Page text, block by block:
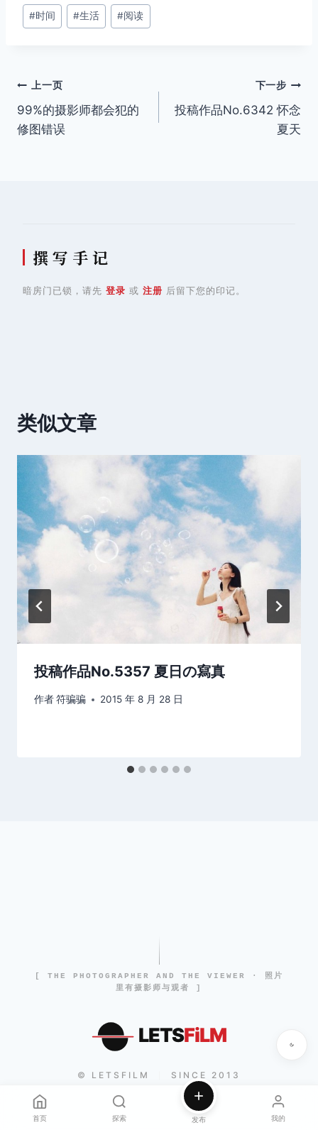
文
章
#时间 #生活 #阅读
文
章
上一页
99%的摄影师都会犯的
修图错误
下一步
投稿作品No.6342 怀念
夏天
撰 写 手 记
暗房门已锁，请先 登录 或 注册 后留下您的印记。
类似文章
投稿作品No.5357 夏日の寫真
作者符骗骗 2015 年 8 月 28 日
[ THE PHOTOGRAPHER AND THE VIEWER · 照片
里有摄影师与观者 ]
LETSFiLM
© LETSFILM SINCE 2013
首页 探索 发布 我的